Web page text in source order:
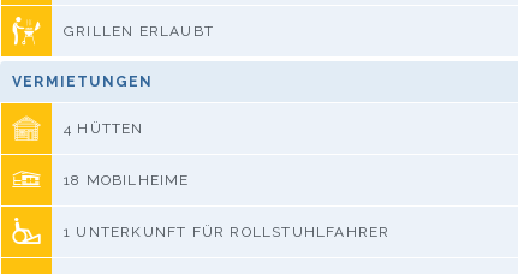
GRILLEN ERLAUBT
VERMIETUNGEN
4 HÜTTEN
18 MOBILHEIME
1 UNTERKUNFT FÜR ROLLSTUHLFAHRER